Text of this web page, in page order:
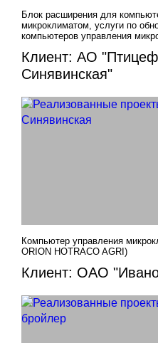
Клиент: АО
Синявинская"
Блок расширения для
микроклиматом, услуги по
компьютеров управления
Клиент: ОАО
Компьютер управления
ORION HOTRACO AGRI)